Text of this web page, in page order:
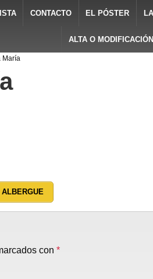
CONTACTO EL PÓSTER
ALTA O
María
con *